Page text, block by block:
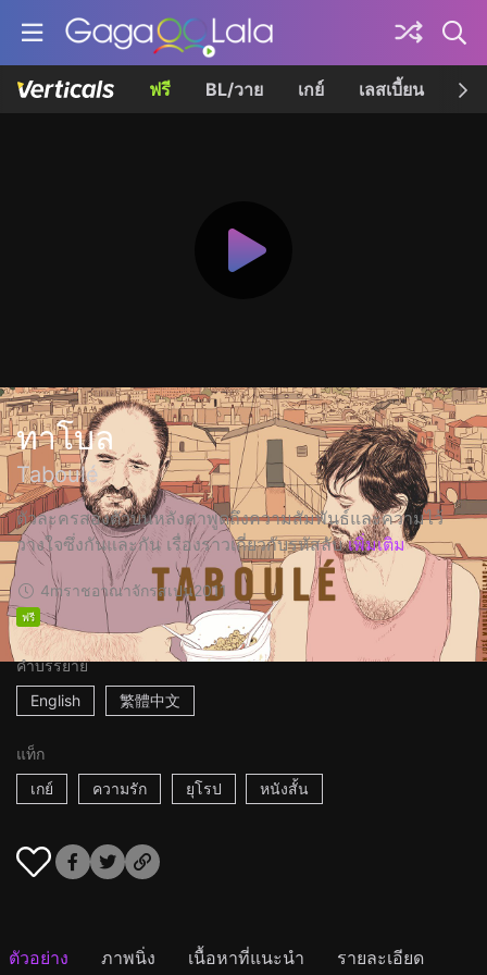
ฟรี BL/วาย เกย์ เลสเบี้ยน เค
ทาโบล
Taboulé
ตัวละครสองตัวบนหลังคาพูดถึงความสัมพันธ์และความไว้
วางใจซึ่งกันและกัน เรื่องราวเกี่ยวกับรหัสลับ เพิ่มเติม
4mราชอาณาจักรสเปน2011
ฟรี
คำบรรยาย
English
繁體中文
แท็ก
เกย์
ความรัก ยุโรป หนังสั้น
ตัวอย่าง ภาพนิ่ง เนื้อหาที่แนะนำ รายละเอียด